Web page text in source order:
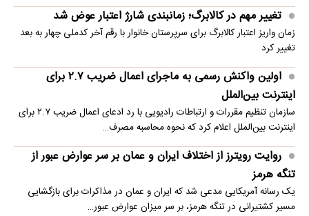
تغییر مهم در کالابرگ؛ زمانبندی‌ شارژ اعتبار عوض شد
زمان واریز اعتبار کالابرگ برای سرپرستان خانوار با رقم آخر کدملی چهار به بعد
تغییر کرد
اولین واکنش رسمی به ماجرای اعمال ضریب ۲.۷ برای
اینترنت بین‌الملل
سازمان تنظیم مقررات و ارتباطات رادیویی با رد ادعای اعمال ضریب ۲.۷ برای
اینترنت بین‌الملل اعلام کرد که نحوه محاسبه مصرف…
روایت رویترز از اختلاف ایران و عمان بر سر عوارض عبور از
تنگه هرمز
یک رسانه آمریکایی مدعی شد که ایران و عمان در مذاکرات برای بازگشایی
مسیر کشتیرانی در تنگه هرمز، بر سر میزان عوارض عبور…